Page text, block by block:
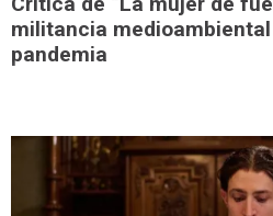
militancia
pandemia